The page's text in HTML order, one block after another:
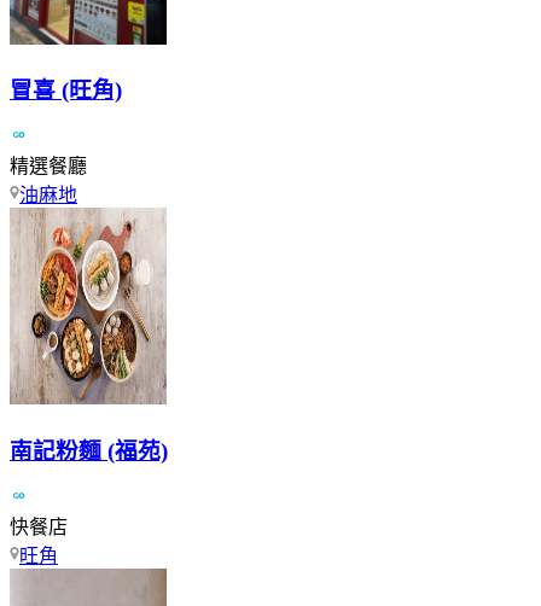
冒喜 (旺角)
精選餐廳
油麻地
南記粉麵 (福苑)
快餐店
旺角